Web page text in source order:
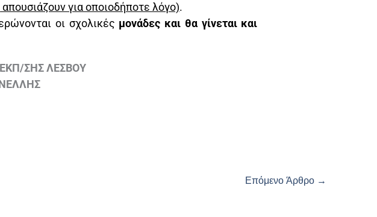
για οποιοδήποτε λόγο).
οι σχολικές μονάδες και θα γίνεται και
ΣΗΣ ΛΕΣΒΟΥ
Επόμενο Άρθρο →